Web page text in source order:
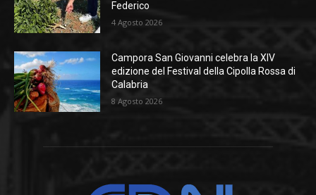
Federico
4 Agosto 2026
Campora San Giovanni celebra la XIV
edizione del Festival della Cipolla Rossa di
Calabria
8 Agosto 2026